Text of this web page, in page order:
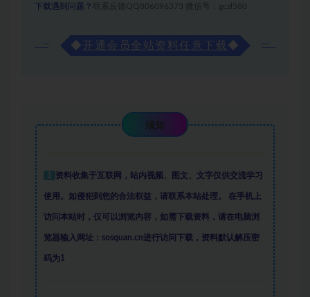
下载遇到问题？ 联系反馈QQ806096373 微信号：gczl580
◆ 开通会员全站资料任意下载◆
须知
1 资料收集于互联网 ， 站内视频、图文、文字仅供交流学习
使用。如侵犯到您的合法权益，请联系本站处理。 在手机上
访问本站时，仅可以浏览内容，如需下载资料，请在电脑浏
览器输入网址：sosquan.cn进行访问下载， 资料默认解压密
码为1